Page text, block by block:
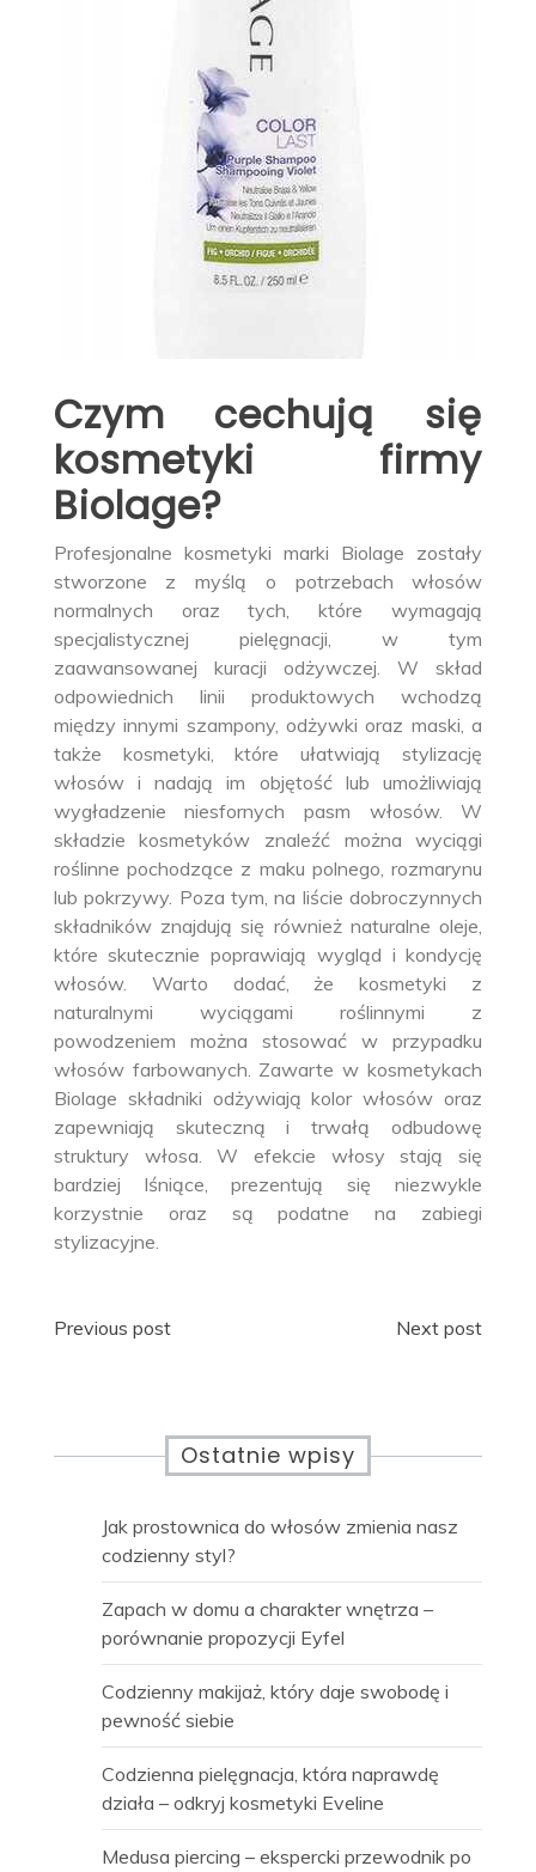
Czym cechują się
kosmetyki firmy
Biolage?
Profesjonalne kosmetyki marki Biolage zostały
stworzone z myślą o potrzebach włosów
normalnych oraz tych, które wymagają
specjalistycznej pielęgnacji, w tym
zaawansowanej kuracji odżywczej. W skład
odpowiednich linii produktowych wchodzą
między innymi szampony, odżywki oraz maski, a
także kosmetyki, które ułatwiają stylizację
włosów i nadają im objętość lub umożliwiają
wygładzenie niesfornych pasm włosów. W
składzie kosmetyków znaleźć można wyciągi
roślinne pochodzące z maku polnego, rozmarynu
lub pokrzywy. Poza tym, na liście dobroczynnych
składników znajdują się również naturalne oleje,
które skutecznie poprawiają wygląd i kondycję
włosów. Warto dodać, że kosmetyki z
naturalnymi wyciągami roślinnymi z
powodzeniem można stosować w przypadku
włosów farbowanych. Zawarte w kosmetykach
Biolage składniki odżywiają kolor włosów oraz
zapewniają skuteczną i trwałą odbudowę
struktury włosa. W efekcie włosy stają się
bardziej lśniące, prezentują się niezwykle
korzystnie oraz są podatne na zabiegi
stylizacyjne.
Nawigacja
Previous post Next post
Ostatnie wpisy
Jak prostownica do włosów zmienia nasz
codzienny styl?
Zapach w domu a charakter wnętrza –
porównanie propozycji Eyfel
Codzienny makijaż, który daje swobodę i
pewność siebie
Codzienna pielęgnacja, która naprawdę
działa – odkryj kosmetyki Eveline
Medusa piercing – ekspercki przewodnik po